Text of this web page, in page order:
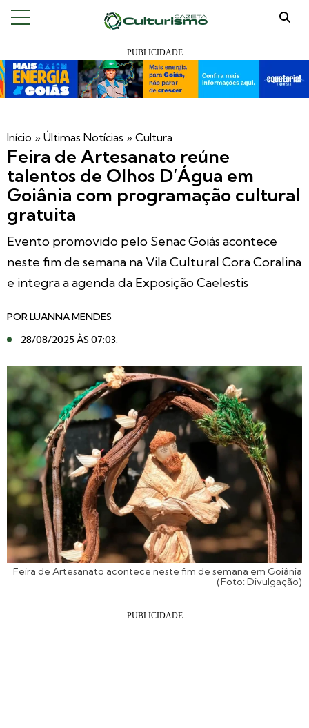
Início » Últimas Notícias » Cultura
Feira de Artesanato reúne
talentos de Olhos D’Água em
Goiânia com programação cultural
gratuita
Evento promovido pelo Senac Goiás acontece
neste fim de semana na Vila Cultural Cora Coralina
e integra a agenda da Exposição Caelestis
PORLUANNA MENDES
28/08/2025 ÀS 07:03.
Feira de Artesanato acontece neste fim de semana em Goiânia
(Foto: Divulgação)